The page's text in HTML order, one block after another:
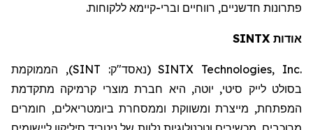
פתרונות חדשניים, רווחיים וברי-קיימא ללקוחות.
אודות SINTX
SINTX Technologies, Inc.(נאסד"ק: SINT
), הממוקמת
בסולט לייק סיטי, יוטה, היא חברת מוצרי קרמיקה מתקדמת
המפתחת, מייצרת ומשווקת וממסחרת ביומטריאלים, חומרים